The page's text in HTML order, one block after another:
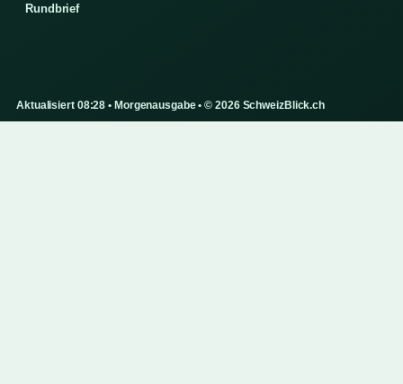
Rundbrief
Aktualisiert 08:28 • Morgenausgabe • © 2026 SchweizBlick.ch